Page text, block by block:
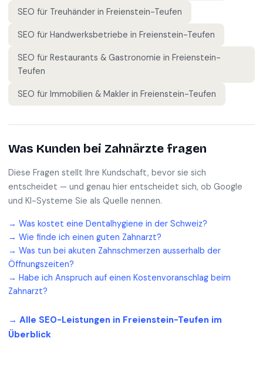
SEO für Treuhänder in Freienstein-Teufen
SEO für Handwerksbetriebe in Freienstein-Teufen
SEO für Restaurants & Gastronomie in Freienstein-
Teufen
SEO für Immobilien & Makler in Freienstein-Teufen
Was Kunden bei Zahnärzte fragen
Diese Fragen stellt Ihre Kundschaft, bevor sie sich
entscheidet — und genau hier entscheidet sich, ob Google
und KI-Systeme Sie als Quelle nennen.
→ Was kostet eine Dentalhygiene in der Schweiz?
→ Wie finde ich einen guten Zahnarzt?
→ Was tun bei akuten Zahnschmerzen ausserhalb der
Öffnungszeiten?
→ Habe ich Anspruch auf einen Kostenvoranschlag beim
Zahnarzt?
→ Alle SEO-Leistungen in Freienstein-Teufen im
Überblick